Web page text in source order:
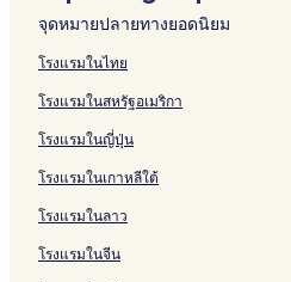
จุดหมายปลายทางยอดนิยม
โรงแรมในไทย
โรงแรมในสหรัฐอเมริกา
โรงแรมในญี่ปุ่น
โรงแรมในเกาหลีใต้
โรงแรมในลาว
โรงแรมในจีน